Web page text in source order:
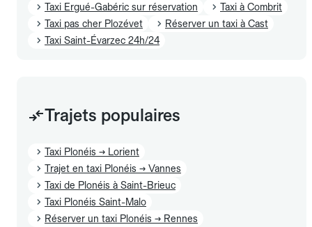
Taxi Ergué-Gabéric sur réservation
Taxi à Combrit
Taxi pas cher Plozévet
Réserver un taxi à Cast
Taxi Saint-Évarzec 24h/24
Trajets populaires
Taxi Plonéis → Lorient
Trajet en taxi Plonéis → Vannes
Taxi de Plonéis à Saint-Brieuc
Taxi Plonéis Saint-Malo
Réserver un taxi Plonéis → Rennes